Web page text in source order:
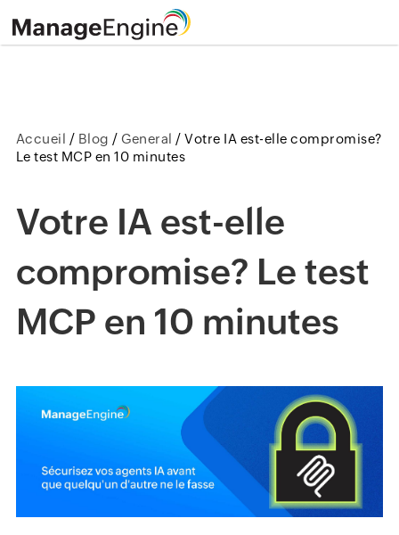
Accueil / Blog /General /Votre IA est-elle compromise?
Le test MCP en 10 minutes
Votre IA est-elle
compromise? Le test
MCP en 10 minutes